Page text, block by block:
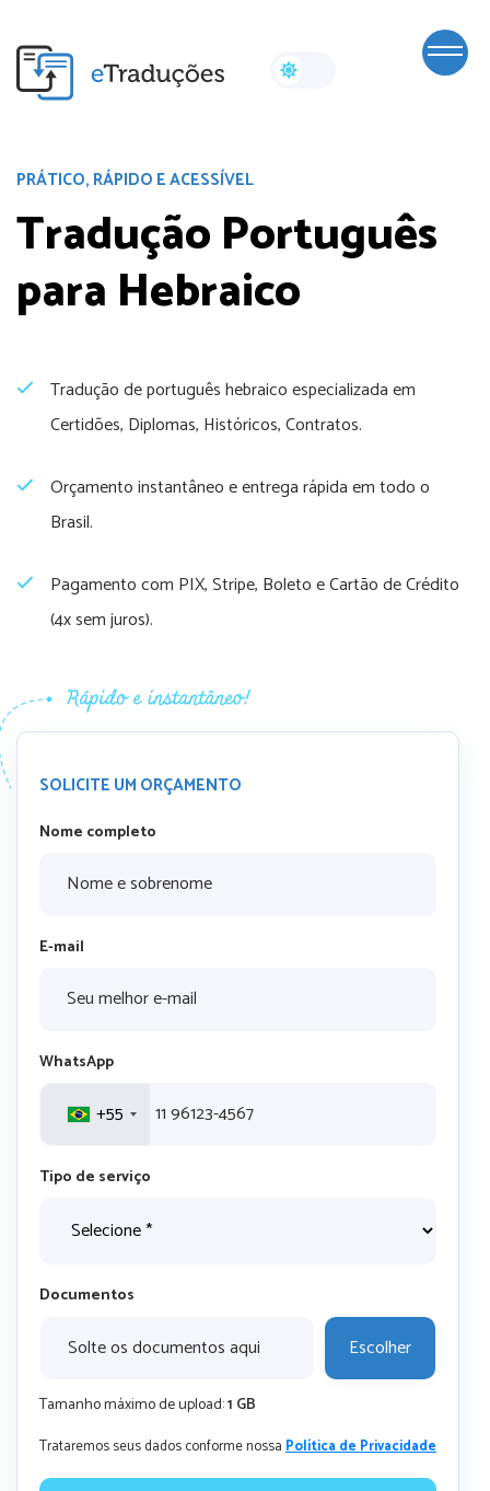
PRÁTICO, RÁPIDO E ACESSÍVEL
Tradução Português
para Hebraico
Tradução de português hebraico especializada em
Certidões, Diplomas, Históricos, Contratos.
Orçamento instantâneo e entrega rápida em todo o
Brasil.
Pagamento com PIX, Stripe, Boleto e Cartão de Crédito
(4x sem juros).
SOLICITE UM ORÇAMENTO
Nome completo
E-mail
WhatsApp
+55
Tipo de serviço
Documentos
Solte os documentos aqui Escolher
Tamanho máximo de upload:1 GB
Trataremos seus dados conforme nossaPolítica de Privacidade